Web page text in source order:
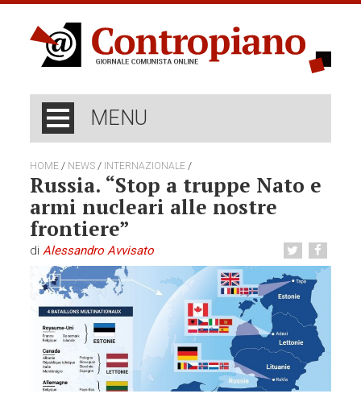
MENU
HOME / NEWS / INTERNAZIONALE /
Russia. “Stop a truppe Nato e
armi nucleari alle nostre
frontiere”
diAlessandro Avvisato